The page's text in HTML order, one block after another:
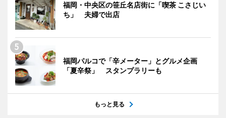
福岡・中央区の笹丘名店街に「喫茶 こさじい
ち」 夫婦で出店
福岡パルコで「辛メーター」とグルメ企画
「夏辛祭」 スタンプラリーも
もっと見る